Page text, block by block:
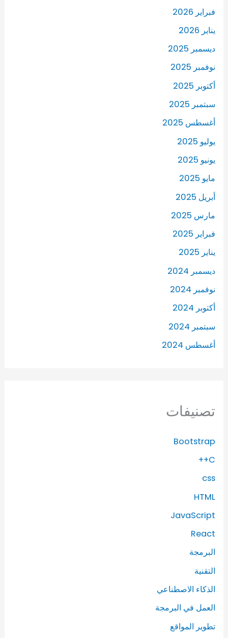
فبراير 2026
يناير 2026
ديسمبر 2025
نوفمبر 2025
أكتوبر 2025
سبتمبر 2025
أغسطس 2025
يوليو 2025
يونيو 2025
مايو 2025
أبريل 2025
مارس 2025
فبراير 2025
يناير 2025
ديسمبر 2024
نوفمبر 2024
أكتوبر 2024
سبتمبر 2024
أغسطس 2024
تصنيفات
Bootstrap
C++
css
HTML
JavaScript
React
البرمجة
التقنية
الذكاء الاصطناعي
العمل في البرمجة
تطوير المواقع